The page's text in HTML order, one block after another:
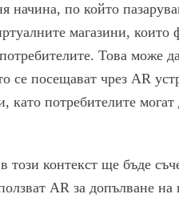
начина, по който
магазини, които
Това може
се посещават чрез AR
като потребителите
контекст ще бъде
AR за допълване на